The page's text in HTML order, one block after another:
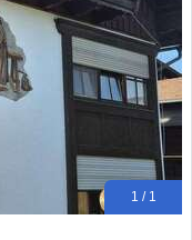
1 / 1